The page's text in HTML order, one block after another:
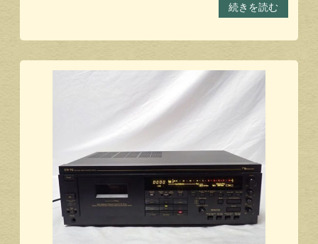
続きを読む